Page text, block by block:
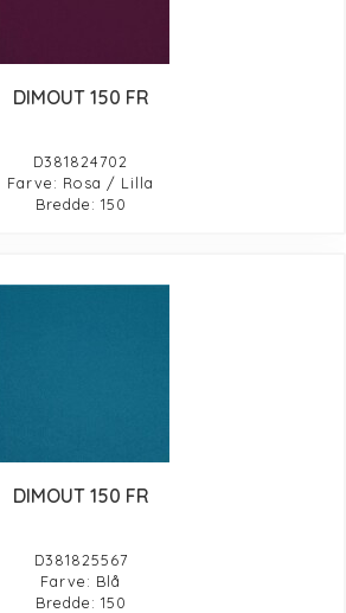
DIMOUT 150 FR
D381824702
Farve: Rosa / Lilla
Bredde: 150
DIMOUT 150 FR
D381825567
Farve: Blå
Bredde: 150